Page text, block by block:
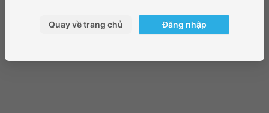
Quay về trang chủ Đăng nhập